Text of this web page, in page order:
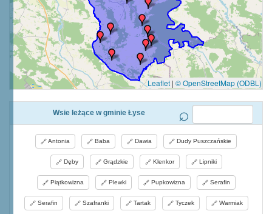
Leaflet | © OpenStreetMap (ODBL)
Wsie leżące w gminie Łyse
Antonia Baba Dawia Dudy Puszczańskie
Dęby Grądzkie Klenkor Lipniki
Piątkowizna Plewki Pupkowizna Serafin
Serafin Szafranki Tartak Tyczek Warmiak